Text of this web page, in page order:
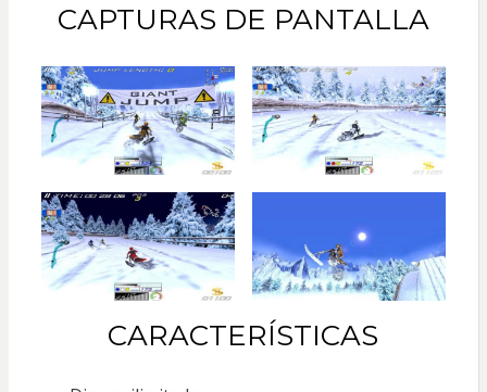
CAPTURAS DE PANTALLA
CARACTERÍSTICAS